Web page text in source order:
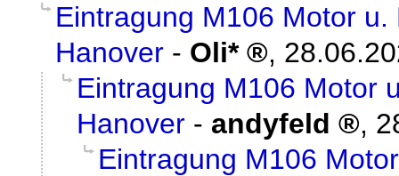
Eintragung M106 Motor
Hanover - Oli* ,
Eintragung M106 Motor
Hanover - andyfeld ,
Eintragung M106